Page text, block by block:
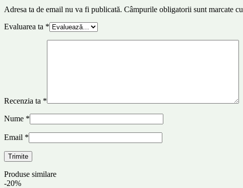
Adresa ta de email nu va fi publicată. Câmpurile obligatorii sunt marcate cu
Evaluarea ta *
Recenzia ta *
Nume *
Email *
Produse similare
-20%